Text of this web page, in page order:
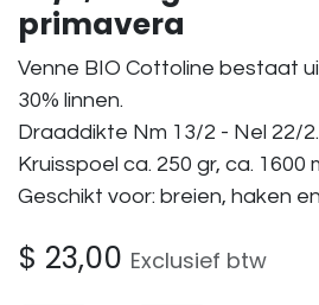
primavera
Venne BIO Cottoline bestaat
30% linnen.
Draaddikte Nm 13/2 - Nel 22/2.
Kruisspoel ca. 250 gr, ca. 1600
Geschikt voor: breien, haken
$ 23,00 Exclusief btw